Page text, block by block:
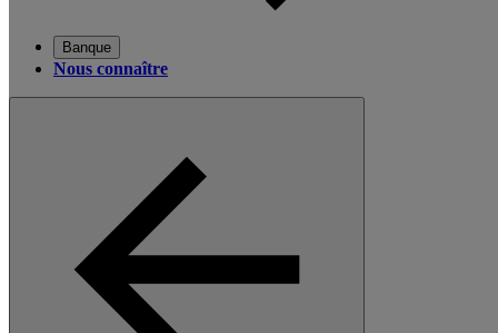
Banque
Nous connaître